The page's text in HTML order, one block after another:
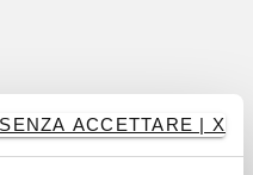
ACCETTARE | X
a te